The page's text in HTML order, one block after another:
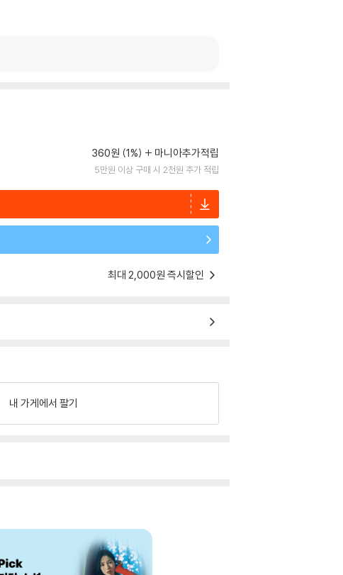
360원 (1%) 마니아추가적립
5만원 이상 구매 시 2천원 추가 적립
최대 2,000원 즉시할인
내 가게에서 팔기